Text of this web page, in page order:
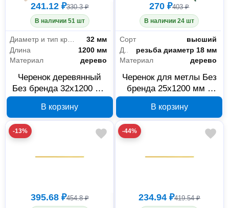
241.12 ₽330.3 ₽
В наличии 51 шт
32 мм
Длина
1200 мм
Материал
дерево
Черенок деревянный
Без бренда 32х1200 мм
В корзину
270 ₽403 ₽
В наличии 24 шт
Сорт
высший
резьба диаметр 18 мм
Материал
дерево
Черенок для метлы Без
бренда 25x1200 мм с
68416
В корзину
-13%
395.68 ₽454.8 ₽
-44%
234.94 ₽419.54 ₽